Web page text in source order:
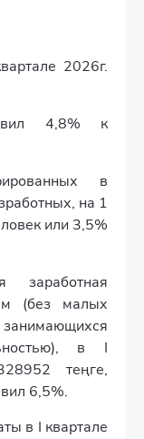
2026г.
4,8% к
в
на 1
или 3,5%
заработная
(без малых
в I
теңге,
6,5%.
в I квартале